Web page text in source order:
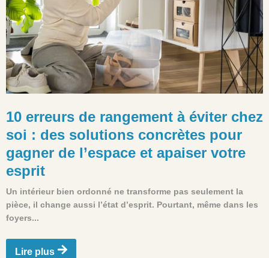
10 erreurs de rangement à éviter chez
soi : des solutions concrètes pour
gagner de l’espace et apaiser votre
esprit
Un intérieur bien ordonné ne transforme pas seulement la
pièce, il change aussi l’état d’esprit. Pourtant, même dans les
foyers...
Lire plus